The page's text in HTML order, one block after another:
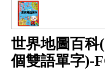
世界地圖百科
個雙語單字)-